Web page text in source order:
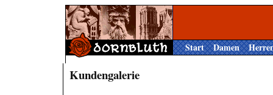
Start Damen
Kundengalerie